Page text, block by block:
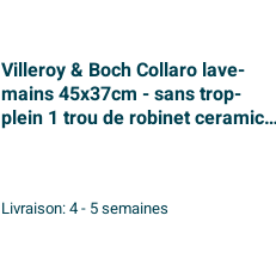
Villeroy & Boch Collaro lave-
mains 45x37cm - sans trop-
plein 1 trou de robinet ceramic+
Livraison:4 - 5 semaines